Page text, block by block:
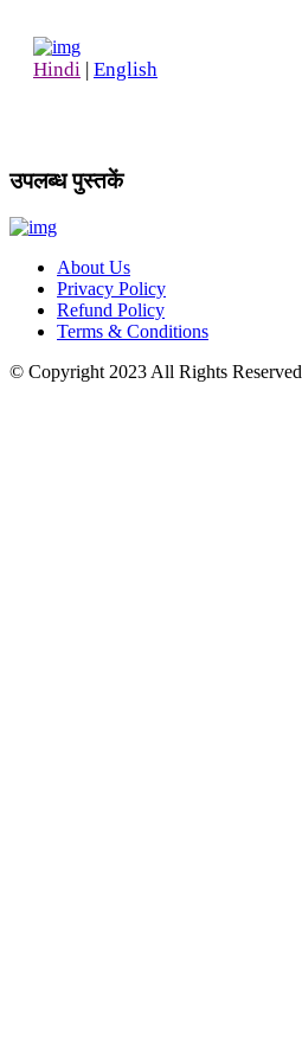
Hindi | English
उपलब्ध पुस्तकें
About Us
Privacy Policy
Refund Policy
Terms & Conditions
© Copyright 2023 All Rights Reserved